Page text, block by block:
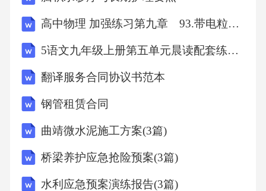
高中物理 加强练习第九章 93.带电粒子在电场或等效重力场中的圆周运动
5语文九年级上册第五单元晨读配套练习学生版
翻译服务合同协议书范本
钢管租赁合同
曲靖微水泥施工方案(3篇)
桥梁养护应急抢险预案(3篇)
水利应急预案演练报告(3篇)